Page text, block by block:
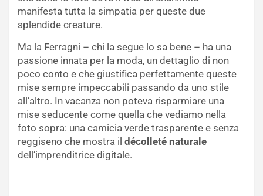
manifesta tutta la simpatia per queste due
splendide creature.
Ma la Ferragni – chi la segue lo sa bene – ha una
passione innata per la moda, un dettaglio di non
poco conto e che giustifica perfettamente queste
mise sempre impeccabili passando da uno stile
all’altro. In vacanza non poteva risparmiare una
mise seducente come quella che vediamo nella
foto sopra: una camicia verde trasparente e senza
reggiseno che mostra il décolleté naturale
dell’imprenditrice digitale.